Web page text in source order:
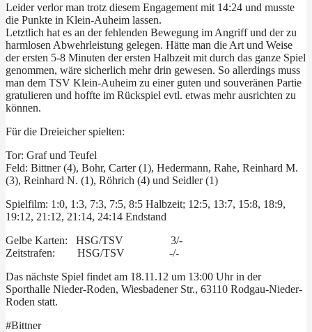
Leider verlor man trotz diesem Engagement mit 14:24 und musste
die Punkte in Klein-Auheim lassen.
Letztlich hat es an der fehlenden Bewegung im Angriff und der zu
harmlosen Abwehrleistung gelegen. Hätte man die Art und Weise
der ersten 5-8 Minuten der ersten Halbzeit mit durch das ganze Spiel
genommen, wäre sicherlich mehr drin gewesen. So allerdings muss
man dem TSV Klein-Auheim zu einer guten und souveränen Partie
gratulieren und hoffte im Rückspiel evtl. etwas mehr ausrichten zu
können.
Für die Dreieicher spielten:
Tor: Graf und Teufel
Feld: Bittner (4), Bohr, Carter (1), Hedermann, Rahe, Reinhard M.
(3), Reinhard N. (1), Röhrich (4) und Seidler (1)
Spielfilm: 1:0, 1:3, 7:3, 7:5, 8:5 Halbzeit; 12:5, 13:7, 15:8, 18:9,
19:12, 21:12, 21:14, 24:14 Endstand
Gelbe Karten: HSG/TSV 3/-
Zeitstrafen: HSG/TSV -/-
Das nächste Spiel findet am 18.11.12 um 13:00 Uhr in der
Sporthalle Nieder-Roden, Wiesbadener Str., 63110 Rodgau-Nieder-
Roden statt.
#Bittner